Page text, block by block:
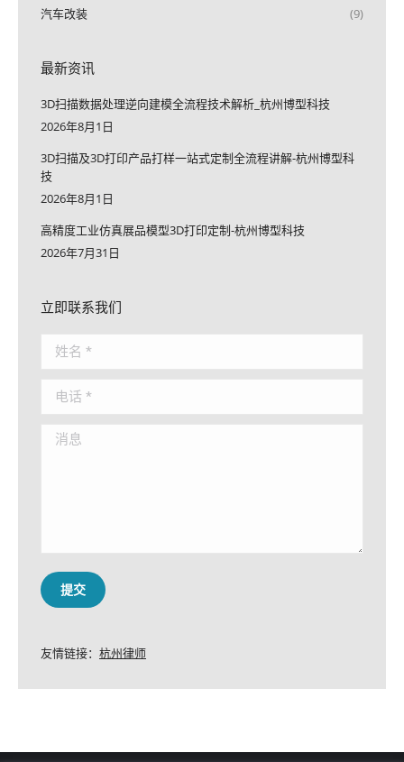
汽车改装
(9)
最新资讯
3D扫描数据处理逆向建模全流程技术解析_杭州博型科技
2026年8月1日
3D扫描及3D打印产品打样一站式定制全流程讲解-杭州博型科
技
2026年8月1日
高精度工业仿真展品模型3D打印定制-杭州博型科技
2026年7月31日
立即联系我们
姓名 *
电话 *
消息
提交
友情链接： 杭州律师